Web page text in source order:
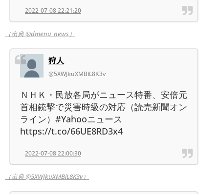
2022-07-08 22:21:20
（出典 @dmenu_news）
狩人
@5XWJkuXMBiL8K3v
ＮＨＫ・民放各局がニュース特番、安倍元
首相銃撃で災害時級の対応（読売新聞オン
ライン）#Yahooニュース
https://t.co/66UE8RD3x4
2022-07-08 22:00:30
（出典 @5XWJkuXMBiL8K3v）